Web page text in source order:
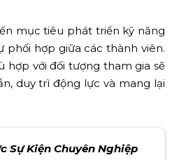
mục tiêu phát triển kỹ năng
phối hợp giữa các thành viên.
hợp với đối tượng tham gia sẽ
duy trì động lực và mang lại
Sự Kiện Chuyên Nghiệp